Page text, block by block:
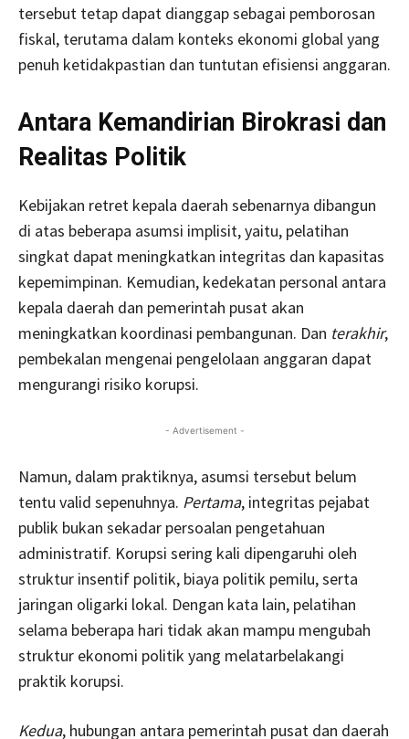
tersebut tetap dapat dianggap sebagai pemborosan
fiskal, terutama dalam konteks ekonomi global yang
penuh ketidakpastian dan tuntutan efisiensi anggaran.
Antara Kemandirian Birokrasi dan
Realitas Politik
Kebijakan retret kepala daerah sebenarnya dibangun
di atas beberapa asumsi implisit, yaitu, pelatihan
singkat dapat meningkatkan integritas dan kapasitas
kepemimpinan. Kemudian, kedekatan personal antara
kepala daerah dan pemerintah pusat akan
meningkatkan koordinasi pembangunan. Dan terakhir,
pembekalan mengenai pengelolaan anggaran dapat
mengurangi risiko korupsi.
- Advertisement -
Namun, dalam praktiknya, asumsi tersebut belum
tentu valid sepenuhnya. Pertama, integritas pejabat
publik bukan sekadar persoalan pengetahuan
administratif. Korupsi sering kali dipengaruhi oleh
struktur insentif politik, biaya politik pemilu, serta
jaringan oligarki lokal. Dengan kata lain, pelatihan
selama beberapa hari tidak akan mampu mengubah
struktur ekonomi politik yang melatarbelakangi
praktik korupsi.
Kedua, hubungan antara pemerintah pusat dan daerah